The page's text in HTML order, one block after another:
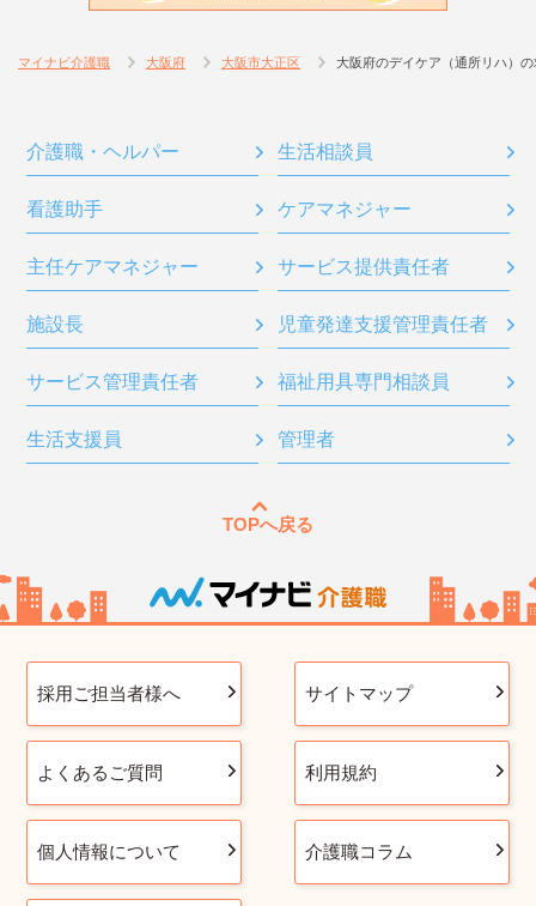
マイナビ介護職 大阪府 大阪市大正区 大阪府のデイケア（通所リハ）
介護職・ヘルパー 生活相談員
看護助手 ケアマネジャー
主任ケアマネジャー サービス提供責任者
施設長 児童発達支援管理責任者
サービス管理責任者 福祉用具専門相談員
生活支援員 管理者
TOPへ戻る
採用ご担当者様へ サイトマップ
よくあるご質問 利用規約
個人情報について 介護職コラム